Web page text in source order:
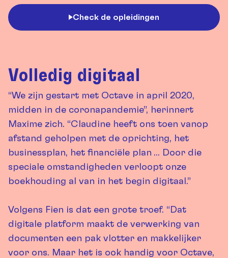
Check de opleidingen
Volledig digitaal
“We zijn gestart met Octave in april 2020,
midden in de coronapandemie”, herinnert
Maxime zich. “Claudine heeft ons toen vanop
afstand geholpen met de oprichting, het
businessplan, het financiële plan ... Door die
speciale omstandigheden verloopt onze
boekhouding al van in het begin digitaal.”
Volgens Fien is dat een grote troef. “Dat
digitale platform maakt de verwerking van
documenten een pak vlotter en makkelijker
voor ons. Maar het is ook handig voor Octave,